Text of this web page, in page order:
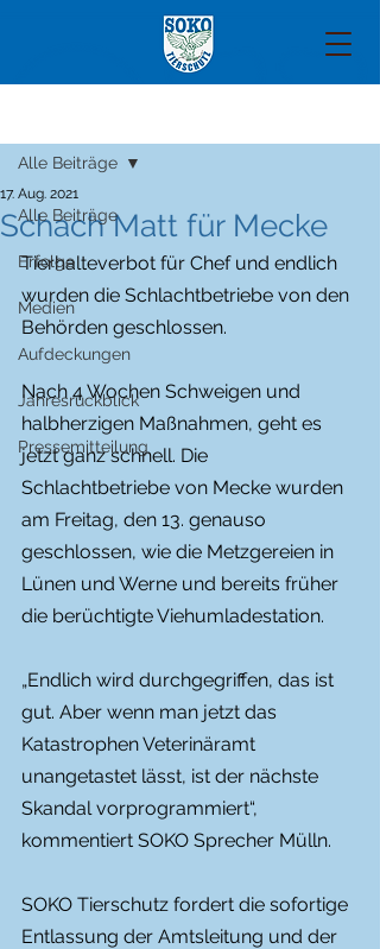
Alle Beiträge
Erfolge
Medien
Aufdeckungen
Jahresrückblick
Pressemitteilung
Alle Beiträge
Schach Matt für Mecke
17. Aug. 2021
Tierhalteverbot für Chef und endlich
wurden die Schlachtbetriebe von den
Behörden geschlossen.
Nach 4 Wochen Schweigen und
halbherzigen Maßnahmen, geht es
jetzt ganz schnell. Die
Schlachtbetriebe von Mecke wurden
am Freitag, den 13. genauso
geschlossen, wie die Metzgereien in
Lünen und Werne und bereits früher
die berüchtigte Viehumladestation.
„Endlich wird durchgegriffen, das ist
gut. Aber wenn man jetzt das
Katastrophen Veterinäramt
unangetastet lässt, ist der nächste
Skandal vorprogrammiert“,
kommentiert SOKO Sprecher Mülln.
SOKO Tierschutz fordert die sofortige
Entlassung der Amtsleitung und der